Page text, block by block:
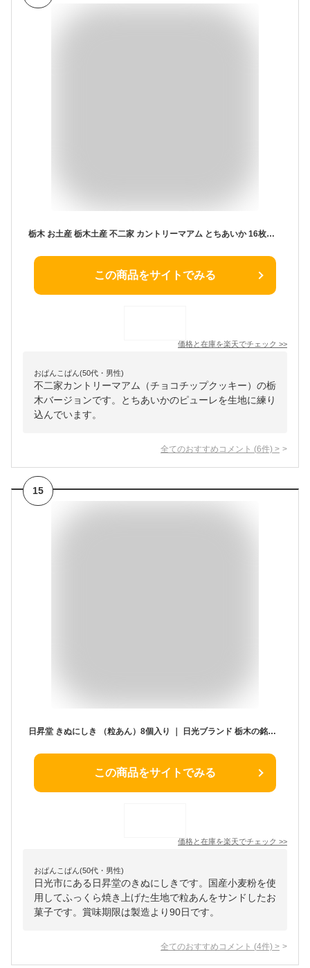
栃木 お土産 栃木土産 不二家 カントリーマアム とちあいか 16枚入 秋ギフト ハロウィン お歳暮 2025 御歳暮 冬ギフト クリスマス 限定 お菓子 苺 いちご イチゴ イベント 景品 お返し プレゼント ギフト 会社 職場 大量 法人 お祝い 内祝い お礼 景品 お取り寄せ あす楽
この商品をサイトでみる
価格と在庫を楽天でチェック >>
おぱんこぱん(50代・男性)
不二家カントリーマアム（チョコチップクッキー）の栃
木バージョンです。とちあいかのピューレを生地に練り
込んでいます。
全てのおすすめコメント (6件) >
15
日昇堂 きぬにしき （粒あん）8個入り ｜ 日光ブランド 栃木の銘菓 日光東照宮献上品 ギフト 贈答 おもたせ 手土産 栃木県産品 日光市
この商品をサイトでみる
価格と在庫を楽天でチェック >>
おぱんこぱん(50代・男性)
日光市にある日昇堂のきぬにしきです。国産小麦粉を使
用してふっくら焼き上げた生地で粒あんをサンドしたお
菓子です。賞味期限は製造より90日です。
全てのおすすめコメント (4件) >